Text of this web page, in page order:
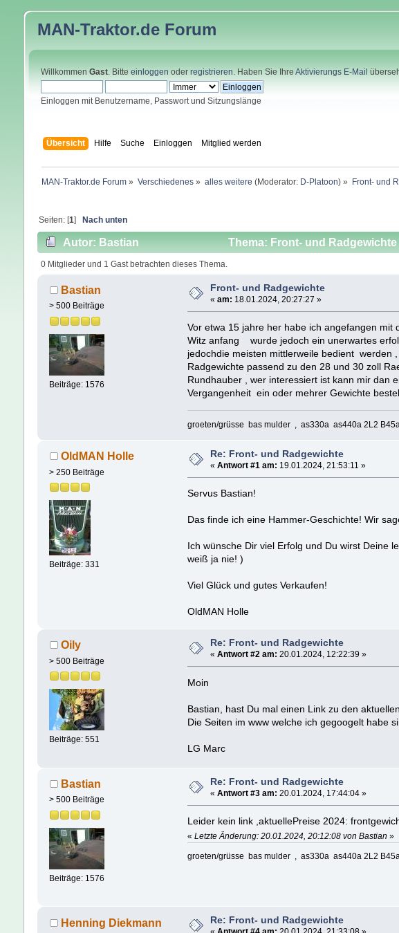
MAN-Traktor.de Forum
Willkommen Gast. Bitte einloggen oder registrieren. Haben Sie Ihre Aktivierungs E-Mail
Einloggen mit Benutzername, Passwort und Sitzungslänge
Übersicht Hilfe Suche Einloggen Mitglied werden
MAN-Traktor.de Forum » Verschiedenes » alles weitere (Moderator: D-Platoon) » Front- und
Seiten: [1]Nach unten
Autor: Bastian Thema: Front- und
0 Mitglieder und 1 Gast betrachten dieses Thema.
Bastian
> 500 Beiträge
Beiträge: 1576
Front- und Radgewichte
« am: 18.01.2024, 20:27:27 »
Vor etwa 15 jahre her habe ich angefangen
Witz anfang wurde jedoch ein unerwartes
jedochdie meisten mittlerweile bedient
Radgewichte passend zu den 28 und 30 zoll
Rundhauber , wer interessiert ist kann mir dan
Vergangenheit ein oder mehrer Gewichte
groeten/grüsse bas mulder , as330a as440a 2L2 B45a
OldMAN Holle
> 250 Beiträge
Beiträge: 331
Re: Front- und Radgewichte
« Antwort #1 am: 19.01.2024, 21:53:11 »
Servus Bastian!
Das finde ich eine Hammer-Geschichte! Wir
Ich wünsche Dir viel Erfolg und Du wirst Deine
weiß ja nie! )
Viel Glück und gutes Verkaufen!
OldMAN Holle
Oily
> 500 Beiträge
Beiträge: 551
Re: Front- und Radgewichte
« Antwort #2 am: 20.01.2024, 12:22:39 »
Moin
Bastian, hast Du mal einen Link zu den
Die Seiten im www welche ich gegoogelt habe
LG Marc
Bastian
> 500 Beiträge
Beiträge: 1576
Re: Front- und Radgewichte
« Antwort #3 am: 20.01.2024, 17:44:04 »
Leider kein link ,aktuellePreise 2024:
«Letzte Änderung: 20.01.2024, 20:12:08 von Bastian »
groeten/grüsse bas mulder , as330a as440a 2L2 B45a
Henning Diekmann Re: Front- und Radgewichte